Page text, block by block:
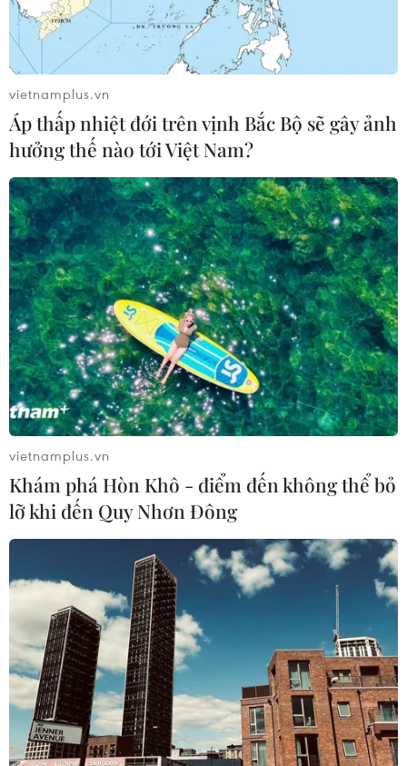
TIN CÙNG CHUYÊN MỤC
Mỹ có đang chuẩn bị một
chiến lược mới nhằm vào Iran?
07/08/2026 10:08
Mỹ can thiệp khẩn cấp, ngăn
Israel mở rộng đòn trừng phạt
Hezbollah
07/08/2026 02:31
Syria: Nổ xe buýt gần thủ đô
Damascus khiến 2 người chết và 13
Lực lượng Houthi tấn công quân đội
Yemen, ít nhất 45 binh sỹ thương
vong
06/08/2026 23:57
vietnamplus.vn
Áp thấp nhiệt đới trên vịnh Bắc Bộ sẽ gây ảnh
hưởng thế nào tới Việt Nam?
vietnamplus.vn
Khám phá Hòn Khô - điểm đến không thể bỏ
lỡ khi đến Quy Nhơn Đông